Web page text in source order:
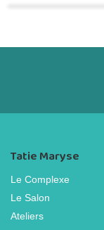
Tatie Maryse
Le Complexe
Le Salon
Ateliers